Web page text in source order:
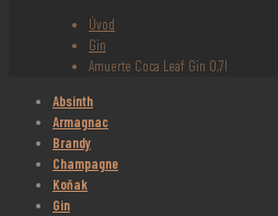
Úvod
Gin
Amuerte Coca Leaf Gin 0,7l
Absinth
Armagnac
Brandy
Champagne
Koňak
Gin